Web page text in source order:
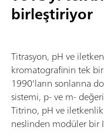
birleştiriyor
Titrasyon, pH ve
kromatografinin tek
1990'ların sonlarına
sistemi, p- ve m-
Titrino, pH ve
neslinden modüler bir